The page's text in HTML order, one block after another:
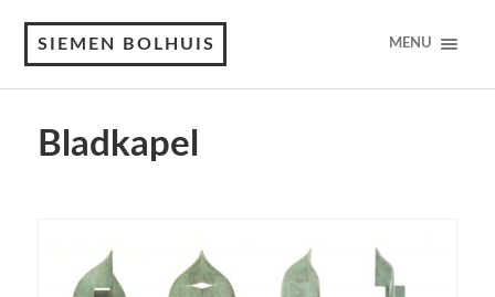
SIEMEN BOLHUIS MENU
Bladkapel